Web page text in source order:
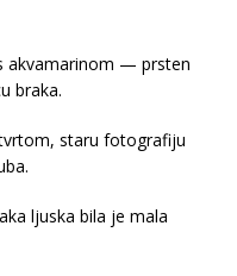
akvamarinom — prsten
braka.
staru fotografiju
ljuska bila je mala